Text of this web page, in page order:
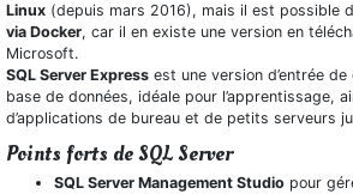
Linux (depuis mars 2016), mais il est possible
via Docker, car il en existe une version en
Microsoft.
SQL Server Express est une version d’entrée
base de données, idéale pour l’apprentissage,
d’applications de bureau et de petits serveurs
Points forts de SQL Server
SQL Server Management Studio pour